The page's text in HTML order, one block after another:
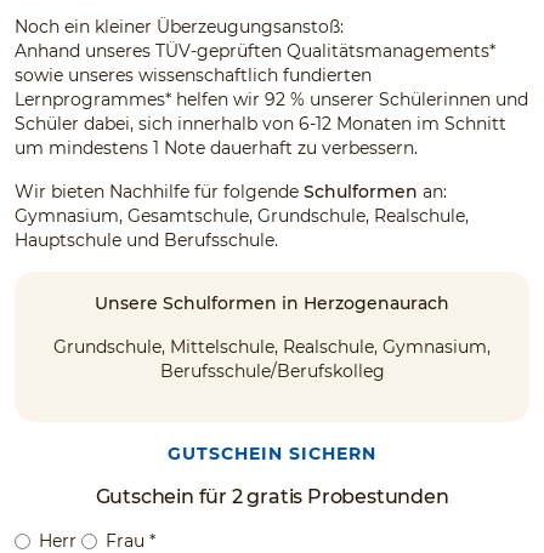
Noch ein kleiner Überzeugungsanstoß:
Anhand unseres TÜV-geprüften Qualitätsmanagements*
sowie unseres wissenschaftlich fundierten
Lernprogrammes* helfen wir 92 % unserer Schülerinnen und
Schüler dabei, sich innerhalb von 6-12 Monaten im Schnitt
um mindestens 1 Note dauerhaft zu verbessern.
Wir bieten Nachhilfe für folgende Schulformen an:
Gymnasium, Gesamtschule, Grundschule, Realschule,
Hauptschule und Berufsschule.
Unsere Schulformen in Herzogenaurach
Grundschule, Mittelschule, Realschule, Gymnasium,
Berufsschule/Berufskolleg
GUTSCHEIN SICHERN
Gutschein für 2 gratis Probestunden
Herr Frau *